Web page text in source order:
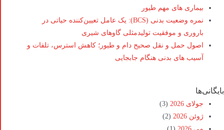
بیماری های مهم طیور
نمره وضعیت بدنی (BCS): یک عامل تعیین‌کننده حیاتی در
باروری و موفقیت تولیدمثلی گاوهای شیری
اصول حمل و نقل صحیح دام و طیور؛ کاهش استرس، تلفات و
آسیب های بدنی هنگام جابجایی
بایگانی‌ها
جولای 2026
(3)
ژوئن 2026
(2)